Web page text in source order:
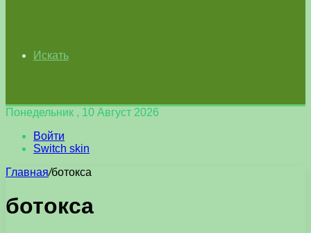
Искать
Понедельник , 10 Август 2026
Войти
Switch skin
Главная/ботокса
ботокса